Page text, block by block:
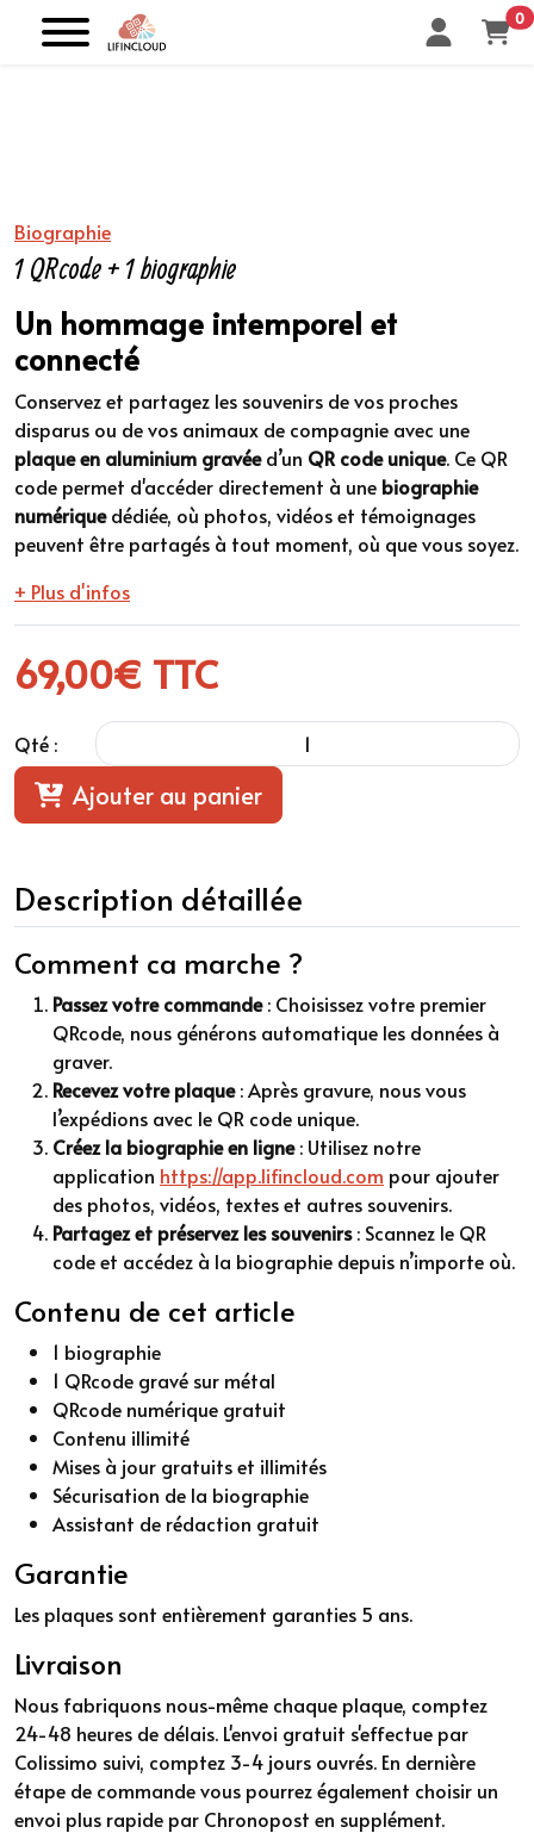
0
Biographie
1 QRcode + 1 biographie
Un hommage intemporel et
connecté
Conservez et partagez les souvenirs de vos proches
disparus ou de vos animaux de compagnie avec une
plaque en aluminium gravéed’un QR code unique. Ce QR
code permet d'accéder directement à une biographie
numériquedédiée, où photos, vidéos et témoignages
peuvent être partagés à tout moment, où que vous soyez.
+ Plus d'infos
69,00€ TTC
Qté :
Ajouter au panier
Description détaillée
Comment ca marche ?
Passez votre commande: Choisissez votre premier
QRcode, nous générons automatique les données à
graver.
Recevez votre plaque: Après gravure, nous vous
l’expédions avec le QR code unique.
Créez la biographie en ligne: Utilisez notre
application https://app.lifincloud.com pour ajouter
des photos, vidéos, textes et autres souvenirs.
Partagez et préservez les souvenirs: Scannez le QR
code et accédez à la biographie depuis n’importe où.
Contenu de cet article
1 biographie
1 QRcode gravé sur métal
QRcode numérique gratuit
Contenu illimité
Mises à jour gratuits et illimités
Sécurisation de la biographie
Assistant de rédaction gratuit
Garantie
Les plaques sont entièrement garanties 5 ans.
Livraison
Nous fabriquons nous-même chaque plaque, comptez
24-48 heures de délais. L'envoi gratuit s'effectue par
Colissimo suivi, comptez 3-4 jours ouvrés. En dernière
étape de commande vous pourrez également choisir un
envoi plus rapide par Chronopost en supplément.